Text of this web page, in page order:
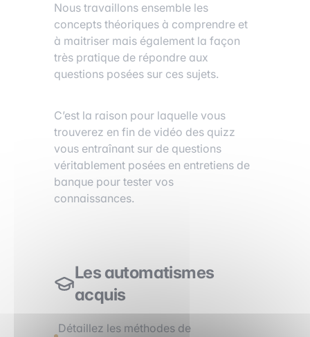
Nous travaillons ensemble les
concepts théoriques à comprendre et
à maitriser mais également la façon
très pratique de répondre aux
questions posées sur ces sujets.
C’est la raison pour laquelle vous
trouverez en fin de vidéo des quizz
vous entraînant sur de questions
véritablement posées en entretiens de
banque pour tester vos
connaissances.
Les automatismes
acquis
Détaillez les méthodes de